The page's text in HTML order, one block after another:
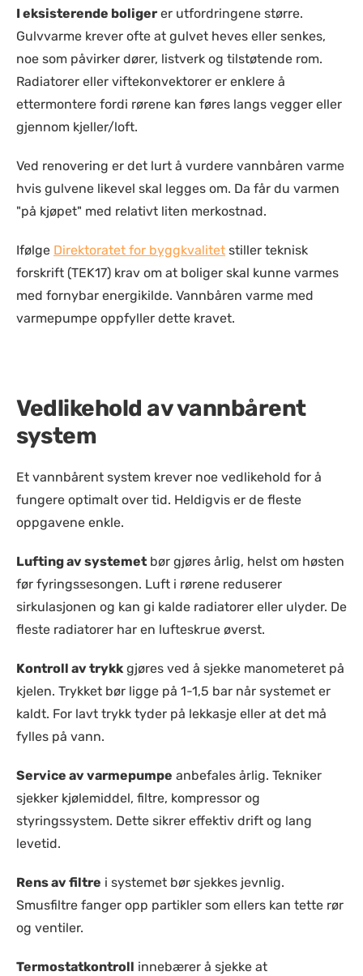
I eksisterende boliger er utfordringene større.
Gulvvarme krever ofte at gulvet heves eller senkes,
noe som påvirker dører, listverk og tilstøtende rom.
Radiatorer eller viftekonvektorer er enklere å
ettermontere fordi rørene kan føres langs vegger eller
gjennom kjeller/loft.
Ved renovering er det lurt å vurdere vannbåren varme
hvis gulvene likevel skal legges om. Da får du varmen
"på kjøpet" med relativt liten merkostnad.
Ifølge Direktoratet for byggkvalitet stiller teknisk
forskrift (TEK17) krav om at boliger skal kunne varmes
med fornybar energikilde. Vannbåren varme med
varmepumpe oppfyller dette kravet.
Vedlikehold av vannbårent
system
Et vannbårent system krever noe vedlikehold for å
fungere optimalt over tid. Heldigvis er de fleste
oppgavene enkle.
Lufting av systemet bør gjøres årlig, helst om høsten
før fyringssesongen. Luft i rørene reduserer
sirkulasjonen og kan gi kalde radiatorer eller ulyder. De
fleste radiatorer har en lufteskrue øverst.
Kontroll av trykk gjøres ved å sjekke manometeret på
kjelen. Trykket bør ligge på 1-1,5 bar når systemet er
kaldt. For lavt trykk tyder på lekkasje eller at det må
fylles på vann.
Service av varmepumpe anbefales årlig. Tekniker
sjekker kjølemiddel, filtre, kompressor og
styringssystem. Dette sikrer effektiv drift og lang
levetid.
Rens av filtre i systemet bør sjekkes jevnlig.
Smusfiltre fanger opp partikler som ellers kan tette rør
og ventiler.
Termostatkontroll innebærer å sjekke at